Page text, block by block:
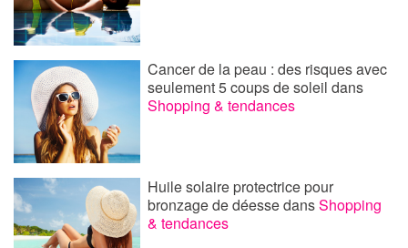
Cancer de la peau : des risques avec
seulement 5 coups de soleildans
Shopping & tendances
Huile solaire protectrice pour
bronzage de déessedansShopping
& tendances